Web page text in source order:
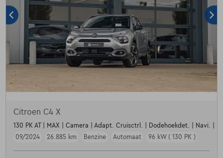
Citroen C4 X
130 PK AT | MAX | Camera | Adapt. Cruisctrl. | Dodehoekdet. | Navi. |
09/2024
26.885 km Benzine Automaat 96 kW ( 130 PK )